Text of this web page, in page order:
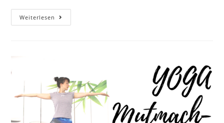
Weiterlesen Mach
Den